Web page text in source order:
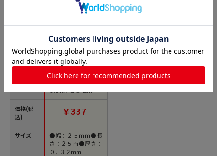
価格(税
込)
サイズ
トラスコ中山 TERAO
25M（ご注文単位1
￥337
●幅：２５ｍｍ●長
さ：２５ｍ●厚さ：
０．３２ｍｍ